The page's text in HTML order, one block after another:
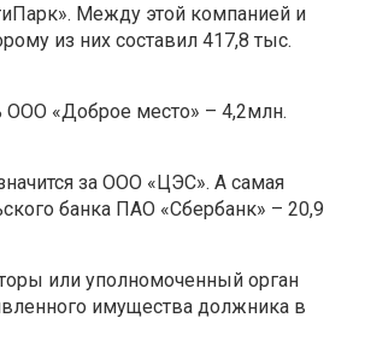
Между этой компанией и
из них составил 417,8 тыс.
ООО «Доброе место» – 4,2млн.
за ООО «ЦЭС». А самая
банка ПАО «Сбербанк» – 20,9
или уполномоченный орган
имущества должника в